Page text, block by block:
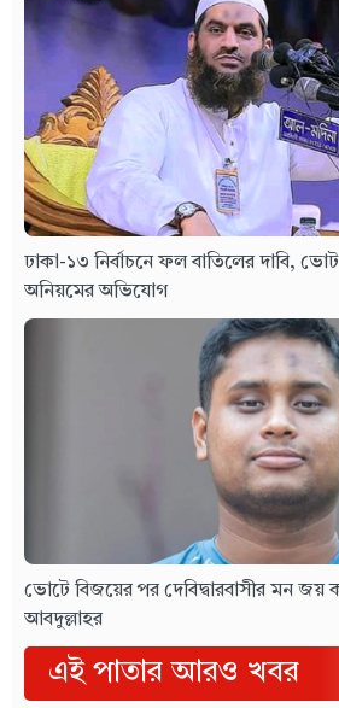
ঢাকা-১৩ নির্বাচনে ফল বাতিলের দাবি,
অনিয়মের অভিযোগ
ভোটে বিজয়ের পর দেবিদ্বারবাসীর মন জয়
আবদুল্লাহর
এই পাতার আরও খবর